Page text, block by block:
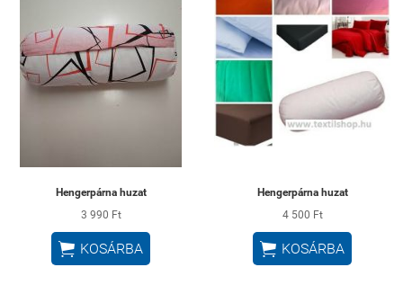
Hengerpárna huzat
3 990 Ft
 KOSÁRBA
Hengerpárna huzat
4 500 Ft
 KOSÁRBA